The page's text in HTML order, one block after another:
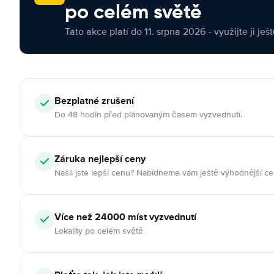
po celém světě
Tato akce platí do 11. srpna 2026 - využijte ji
Bezplatné zrušení
Do 48 hodin před plánovaným časem vyzvednutí.
Záruka nejlepší ceny
Našli jste lepší cenu? Nabídneme vám ještě výhodnější
Více než 24000 míst vyzvednutí
Lokality po celém světě